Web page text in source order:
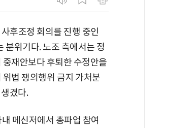
후조정 회의를 진행 중인
분위기다. 노조 측에서는 정
재안보다 후퇴한 수정안을
법 쟁의행위 금지 가처분
겼다.
메신저에서 총파업 참여